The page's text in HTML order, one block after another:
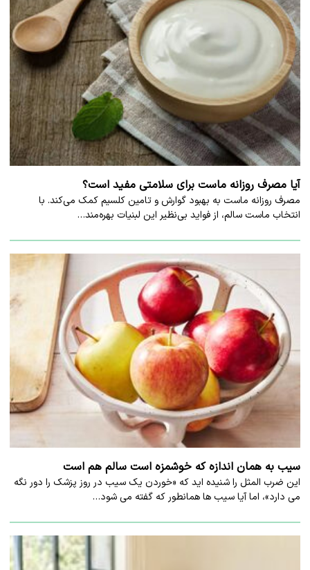
آیا مصرف روزانه ماست برای سلامتی مفید است؟
مصرف روزانه ماست به بهبود گوارش و تامین کلسیم کمک می‌کند. با
انتخاب ماست سالم، از فواید بی‌نظیر این لبنیات بهره‌مند…
سیب به همان اندازه که خوشمزه است سالم هم است
این ضرب المثل را شنیده اید که «خوردن یک سیب در روز پزشک را دور نگه
می دارد»، اما آیا سیب ها همانطور که گفته می شود…